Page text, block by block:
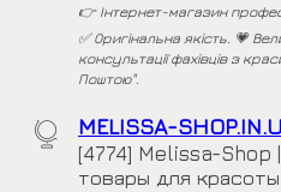
👉 Інтернет-магазин
✅ Оригінальна якість. 💗
консультації фахівців з
Поштою".
MELISSA-
[4774] Melissa-Shop
товары для